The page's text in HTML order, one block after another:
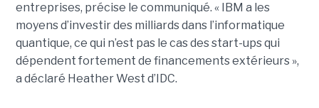
entreprises, précise le communiqué. « IBM a les
moyens d’investir des milliards dans l’informatique
quantique, ce qui n’est pas le cas des start-ups qui
dépendent fortement de financements extérieurs »,
a déclaré Heather West d’IDC.